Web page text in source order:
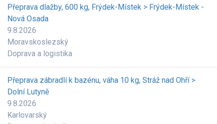
Přeprava dlažby, 600 kg, Frýdek-Místek > Frýdek-Místek -
Nová Osada
9.8.2026
Moravskoslezský
Doprava a logistika
Přeprava zábradlí k bazénu, váha 10 kg, Stráž nad Ohří >
Dolní Lutyně
9.8.2026
Karlovarský